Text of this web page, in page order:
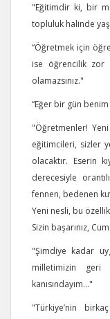
"Eğitimdir ki, bir
topluluk halinde
“Öğretmek için
ise öğrencilik zor
olamazsınız."
“Eğer bir gün
"Öğretmenler!
eğitimcileri, sizler
olacaktır. Eserin
derecesiyle
fennen, bedenen
Yeni nesli, bu
Sizin başarınız,
"Şimdiye kadar
milletimizin geri
kanısındayım..."
"Türkiye’nin